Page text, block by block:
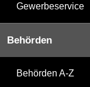
Gewerbeservice
Behörden
Behörden A-Z